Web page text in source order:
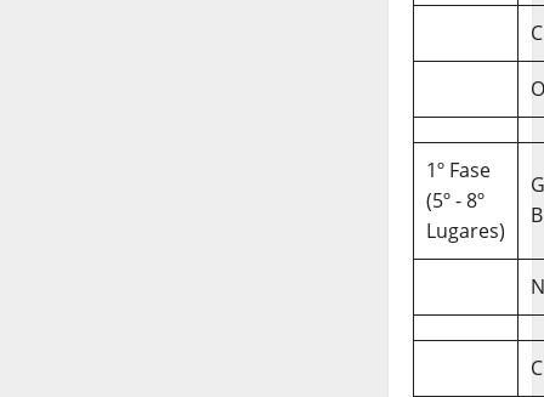
1º Fase
(5º - 8º
Lugares)
B